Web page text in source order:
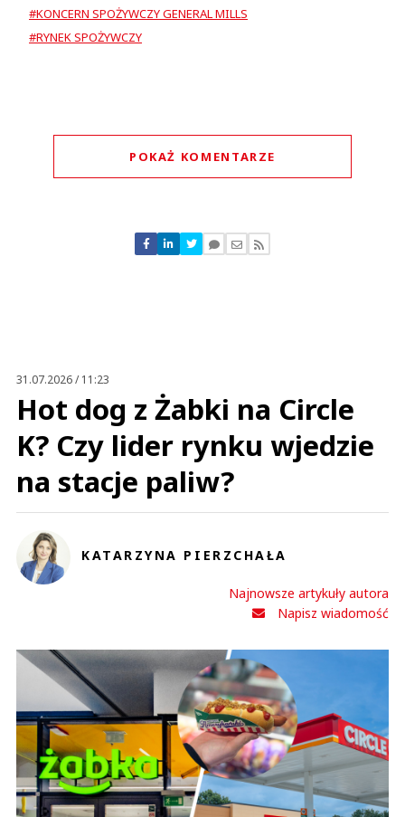
#KONCERN SPOŻYWCZY GENERAL MILLS
#RYNEK SPOŻYWCZY
POKAŻ KOMENTARZE
Nie znaleziono komentarzy
Zostaw swoje komentarze
31.07.2026 / 11:23
Hot dog z Żabki na Circle
K? Czy lider rynku wjedzie
na stacje paliw?
KATARZYNA PIERZCHAŁA
Najnowsze artykuły autora
Napisz wiadomość